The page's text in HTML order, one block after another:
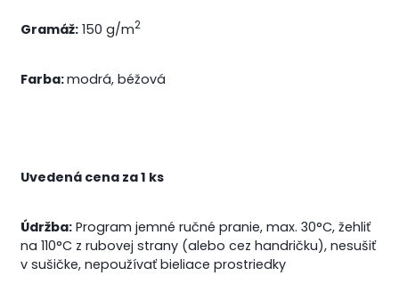
Gramáž: 150 g/m2
Farba:modrá, béžová
Uvedená cena za 1 ks
Údržba: Program jemné ručné pranie, max. 30°C, žehliť
na 110°C z rubovej strany (alebo cez handričku), nesušiť
v sušičke, nepoužívať bieliace prostriedky